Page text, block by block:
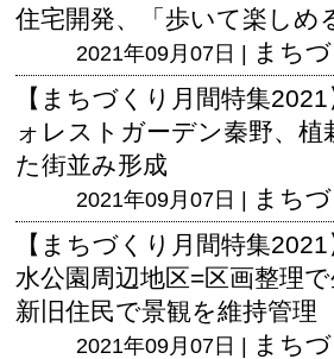
住宅開発、「歩いて楽しめ
2021年09月07日 | まち
【まちづくり月間特集
ォレストガーデン秦野、植
た街並み形成
2021年09月07日 | まち
【まちづくり月間特集
水公園周辺地区=区画整理で
新旧住民で景観を維持管理
2021年09月07日 | まち